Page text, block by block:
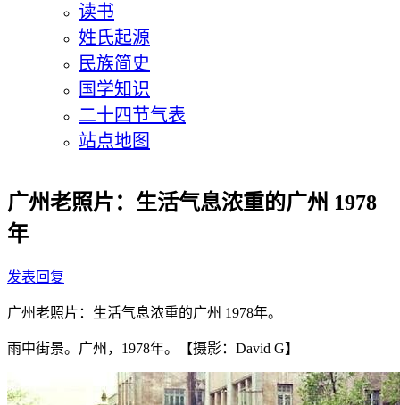
读书
姓氏起源
民族简史
国学知识
二十四节气表
站点地图
广州老照片：生活气息浓重的广州 1978
年
发表回复
广州老照片：生活气息浓重的广州 1978年。
雨中街景。广州，1978年。【摄影：David G】